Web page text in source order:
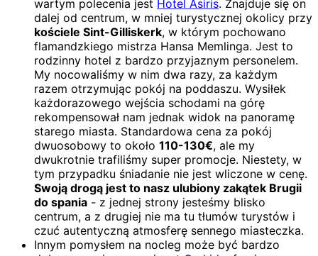
wartym polecenia jest Hotel Asiris. Znajduje się on
dalej od centrum, w mniej turystycznej okolicy przy
kościele Sint-Gilliskerk, w którym pochowano
flamandzkiego mistrza Hansa Memlinga. Jest to
rodzinny hotel z bardzo przyjaznym personelem.
My nocowaliśmy w nim dwa razy, za każdym
razem otrzymując pokój na poddaszu. Wysiłek
każdorazowego wejścia schodami na górę
rekompensował nam jednak widok na panoramę
starego miasta. Standardowa cena za pokój
dwuosobowy to około 110-130€, ale my
dwukrotnie trafiliśmy super promocje. Niestety, w
tym przypadku śniadanie nie jest wliczone w cenę.
Swoją drogą jest to nasz ulubiony zakątek Brugii
do spania - z jednej strony jesteśmy blisko
centrum, a z drugiej nie ma tu tłumów turystów i
czuć autentyczną atmosferę sennego miasteczka.
Innym pomysłem na nocleg może być bardzo